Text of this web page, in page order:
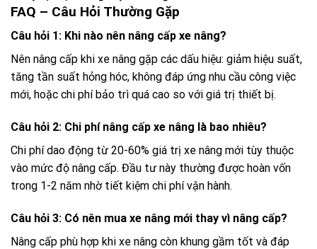
FAQ – Câu Hỏi Thường Gặp
Câu hỏi 1: Khi nào nên nâng cấp xe nâng?
Nên nâng cấp khi xe nâng gặp các dấu hiệu: giảm hiệu suất,
tăng tần suất hỏng hóc, không đáp ứng nhu cầu công việc
mới, hoặc chi phí bảo trì quá cao so với giá trị thiết bị.
Câu hỏi 2: Chi phí nâng cấp xe nâng là bao nhiêu?
Chi phí dao động từ 20-60% giá trị xe nâng mới tùy thuộc
vào mức độ nâng cấp. Đầu tư này thường được hoàn vốn
trong 1-2 năm nhờ tiết kiệm chi phí vận hành.
Câu hỏi 3: Có nên mua xe nâng mới thay vì nâng cấp?
Nâng cấp phù hợp khi xe nâng còn khung gầm tốt và đáp